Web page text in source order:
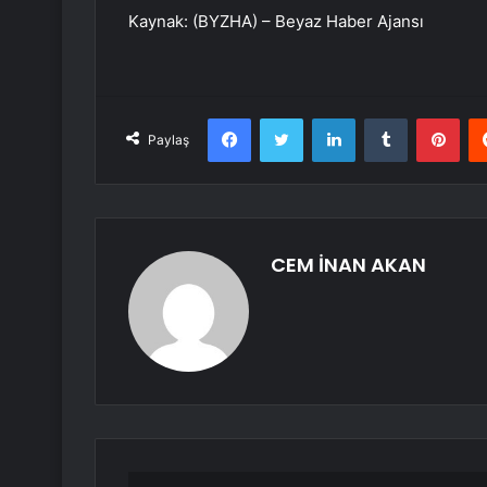
Kaynak: (BYZHA) – Beyaz Haber Ajansı
Paylaş
FacebookTwitter LinkedInTumblr
CEM İNAN AKAN